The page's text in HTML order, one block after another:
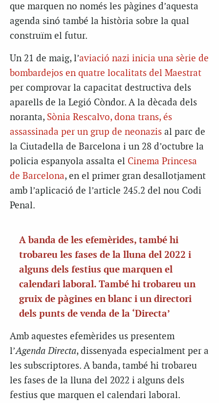
que marquen no només les pàgines d’aquesta
agenda sinó també la història sobre la qual
construïm el futur.
Un 21 de maig, l’aviació nazi inicia una sèrie de
bombardejos en quatre localitats del Maestrat
per comprovar la capacitat destructiva dels
aparells de la Legió Còndor. A la dècada dels
noranta, Sònia Rescalvo, dona trans, és
assassinada per un grup de neonazis al parc de
la Ciutadella de Barcelona i un 28 d’octubre la
policia espanyola assalta el Cinema Princesa
de Barcelona, en el primer gran desallotjament
amb l’aplicació de l’article 245.2 del nou Codi
Penal.
A banda de les efemèrides, també hi
trobareu les fases de la lluna del 2022 i
alguns dels festius que marquen el
calendari laboral. També hi trobareu un
gruix de pàgines en blanc i un directori
dels punts de venda de la ‘Directa’
Amb aquestes efemèrides us presentem
l’Agenda Directa, dissenyada especialment per a
les subscriptores. A banda, també hi trobareu
les fases de la lluna del 2022 i alguns dels
festius que marquen el calendari laboral.